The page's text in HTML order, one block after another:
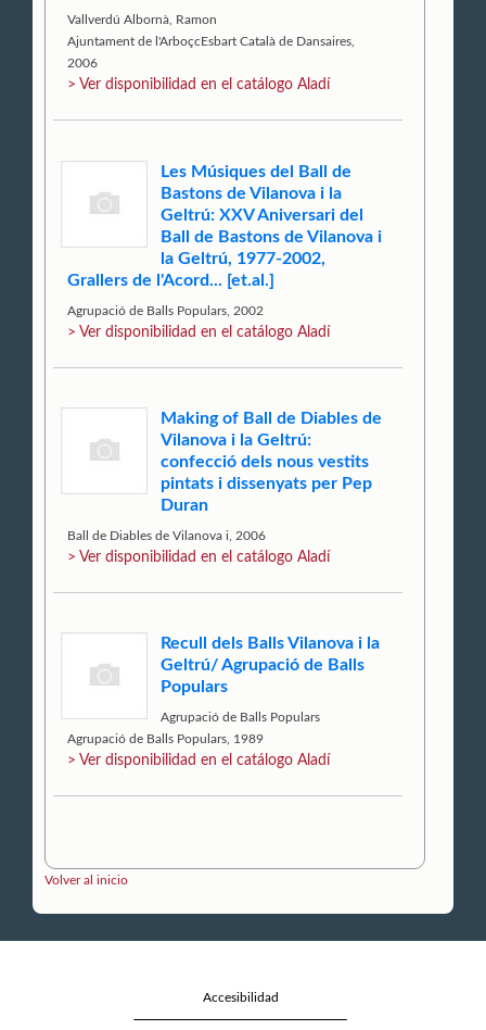
Vallverdú Albornà, Ramon
Ajuntament de l'ArboçcEsbart Català de Dansaires,
2006
> Ver disponibilidad en el catálogo Aladí
Les Músiques del Ball de
Bastons de Vilanova i la
Geltrú: XXV Aniversari del
Ball de Bastons de Vilanova i
la Geltrú, 1977-2002,
Grallers de l'Acord... [et.al.]
Agrupació de Balls Populars, 2002
> Ver disponibilidad en el catálogo Aladí
Making of Ball de Diables de
Vilanova i la Geltrú:
confecció dels nous vestits
pintats i dissenyats per Pep
Duran
Ball de Diables de Vilanova i, 2006
> Ver disponibilidad en el catálogo Aladí
Recull dels Balls Vilanova i la
Geltrú/ Agrupació de Balls
Populars
Agrupació de Balls Populars
Agrupació de Balls Populars, 1989
> Ver disponibilidad en el catálogo Aladí
Volver al inicio
Accesibilidad